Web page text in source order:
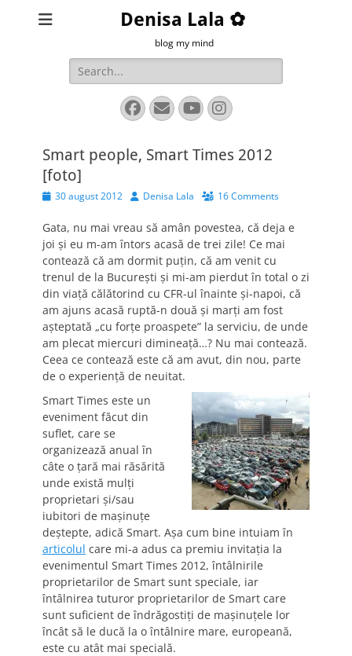
Denisa Lala ✿
blog my mind
Search
for:
Facebook
EmailYouTube
Instagram
Smart people, Smart Times 2012
[foto]
Posted
30 august 2012 AuthorDenisa Lala 16 Comments
Gata, nu mai vreau să amân povestea, că deja e
joi şi eu m-am întors acasă de trei zile! Ce mai
contează că am dormit puţin, că am venit cu
trenul de la Bucureşti şi mi-am pierdut în total o zi
din viaţă călătorind cu CFR-ul înainte şi-napoi, că
am ajuns acasă ruptă-n două şi marţi am fost
aşteptată „cu forţe proaspete” la serviciu, de unde
am plecat miercuri dimineaţă…? Nu mai contează.
Ceea ce contează este că am avut, din nou, parte
de o experienţă de neuitat.
Smart Times este un
eveniment făcut din
suflet, care se
organizează anual în
câte o ţară mai răsărită
unde există mulţi
proprietari şi/sau
iubitori de maşinuţe
deştepte, adică Smart. Aşa cum bine intuiam în
articolul care mi-a adus ca premiu invitaţia la
evenimentul Smart Times 2012, întâlnirile
proprietarilor de Smart sunt speciale, iar
întâlnirea tuturor proprietarilor de Smart care
sunt suficient de îndrăgostiţi de maşinuţele lor
încât să le ducă la o întâlnire mare, europeană,
este cu atât mai specială.